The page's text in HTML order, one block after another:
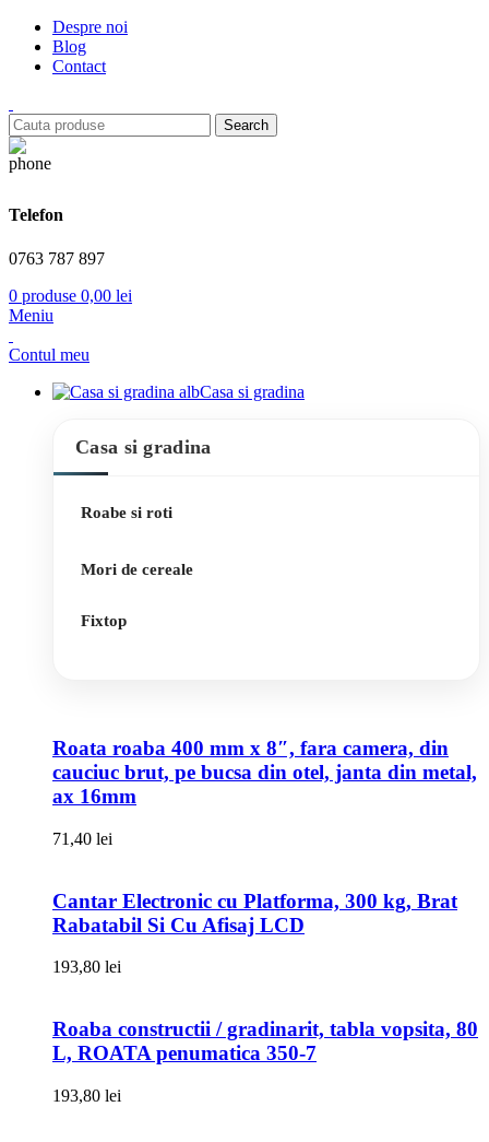
Despre noi
Blog
Contact
Search
Telefon
0763 787 897
0 produse 0,00 lei
Meniu
Contul meu
Casa si gradina
Casa si gradina
Roabe si roti
Mori de cereale
Fixtop
Roata roaba 400 mm x 8″, fara camera, din
cauciuc brut, pe bucsa din otel, janta din metal,
ax 16mm
71,40 lei
Cantar Electronic cu Platforma, 300 kg, Brat
Rabatabil Si Cu Afisaj LCD
193,80 lei
Roaba constructii / gradinarit, tabla vopsita, 80
L, ROATA penumatica 350-7
193,80 lei